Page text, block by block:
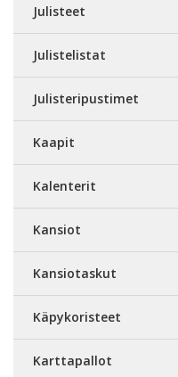
Julisteet
Julistelistat
Julisteripustimet
Kaapit
Kalenterit
Kansiot
Kansiotaskut
Käpykoristeet
Karttapallot